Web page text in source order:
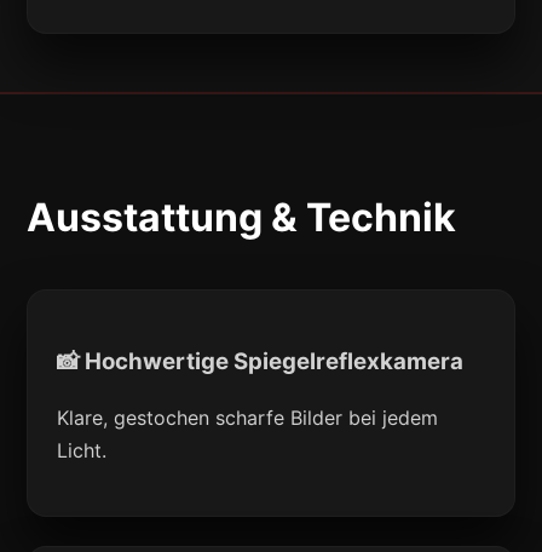
Ausstattung & Technik
📸 Hochwertige Spiegelreflexkamera
Klare, gestochen scharfe Bilder bei jedem
Licht.